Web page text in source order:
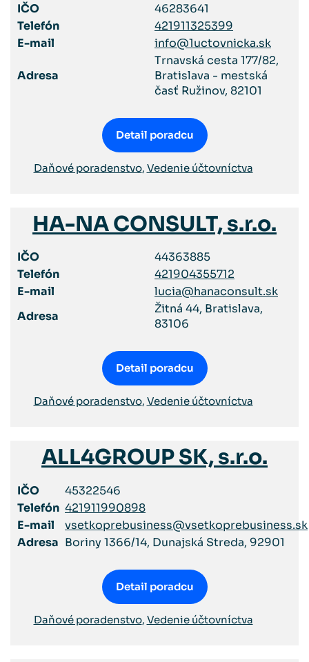
IČO
46283641
Telefón
421911325399
E-mail
info@1uctovnicka.sk
Adresa
Trnavská cesta 177/82,
Bratislava - mestská
časť Ružinov, 82101
Detail poradcu
Daňové poradenstvo, Vedenie účtovníctva
HA-NA CONSULT, s.r.o.
IČO
44363885
Telefón
421904355712
E-mail
lucia@hanaconsult.sk
Adresa
Žitná 44, Bratislava,
83106
Detail poradcu
Daňové poradenstvo, Vedenie účtovníctva
ALL4GROUP SK, s.r.o.
IČO
45322546
Telefón 421911990898
E-mail
vsetkoprebusiness@vsetkoprebusiness.sk
Adresa Boriny 1366/14, Dunajská Streda, 92901
Detail poradcu
Daňové poradenstvo, Vedenie účtovníctva